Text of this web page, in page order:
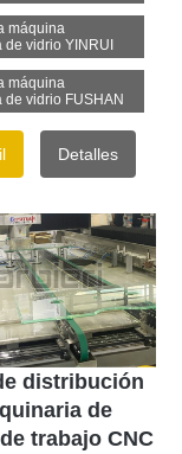
máquina
de vidrio YINRUI
máquina
de vidrio FUSHAN
Detalles
distribución
de
trabajo CNC